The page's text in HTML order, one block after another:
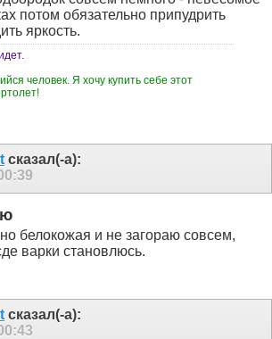
потом обязательно припудрить
яркость.
человек. Я хочу купить себе этот
сказал(-а):
белокожая и не загораю совсем,
варки становлюсь.
сказал(-а):